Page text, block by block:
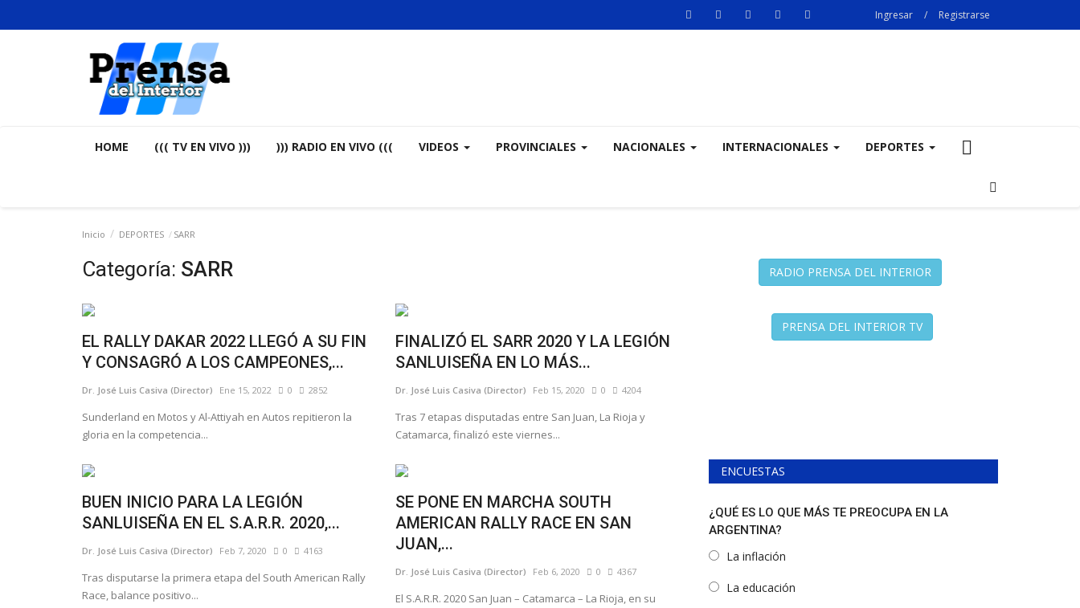
Ingresar / Registrarse
HOME ((( TV EN VIVO ))) ))) RADIO EN VIVO ((( VIDEOS PROVINCIALES NACIONALES INTERNACIONALES DEPORTES
Inicio DEPORTES SARR
Categoría: SARR
EL RALLY DAKAR 2022 LLEGÓ A SU FIN
Y CONSAGRÓ A LOS CAMPEONES,...
Dr. José Luis Casiva (Director) Ene 15, 2022 0 2852
Sunderland en Motos y Al-Attiyah en Autos repitieron la
gloria en la competencia...
FINALIZÓ EL SARR 2020 Y LA LEGIÓN
SANLUISEÑA EN LO MÁS...
Dr. José Luis Casiva (Director) Feb 15, 2020 0 4204
Tras 7 etapas disputadas entre San Juan, La Rioja y
Catamarca, finalizó este viernes...
BUEN INICIO PARA LA LEGIÓN
SANLUISEÑA EN EL S.A.R.R. 2020,...
Dr. José Luis Casiva (Director) Feb 7, 2020 0 4163
Tras disputarse la primera etapa del South American Rally
Race, balance positivo...
SE PONE EN MARCHA SOUTH
AMERICAN RALLY RACE EN SAN
JUAN,...
Dr. José Luis Casiva (Director) Feb 6, 2020 0 4367
El S.A.R.R. 2020 San Juan – Catamarca – La Rioja, en su
RADIO PRENSA DEL INTERIOR
PRENSA DEL INTERIOR TV
ENCUESTAS
¿QUÉ ES LO QUE MÁS TE PREOCUPA EN LA
ARGENTINA?
La inflación
La educación